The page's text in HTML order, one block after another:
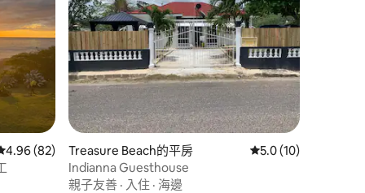
）
82 則評價中獲得 4.96 的平均評分（滿分 5 分）
4.96 (82)
Treasure Beach的平房 從 10 則評價中獲得
5.0 (10)
Indianna Guesthouse
親子友善 · 入住 · 海邊